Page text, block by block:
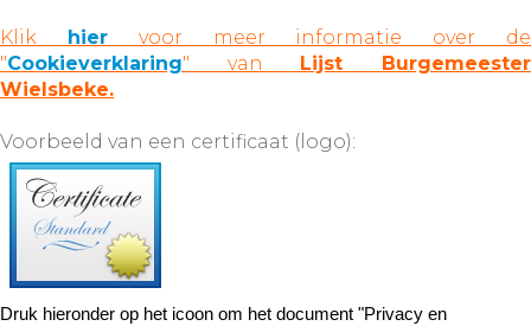
Klik hiervoor meer informatie over de
"Cookieverklaring" van Lijst Burgemeester
Wielsbeke.
Voorbeeld van een certificaat (logo):
Druk hieronder op het icoon om het document "Privacy en